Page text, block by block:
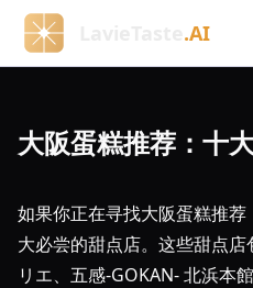
.AI
大阪蛋糕推荐：十
如果你正在寻找大阪蛋糕推
大必尝的甜点店。这些甜点
リエ、五感-GOKAN- 北浜本